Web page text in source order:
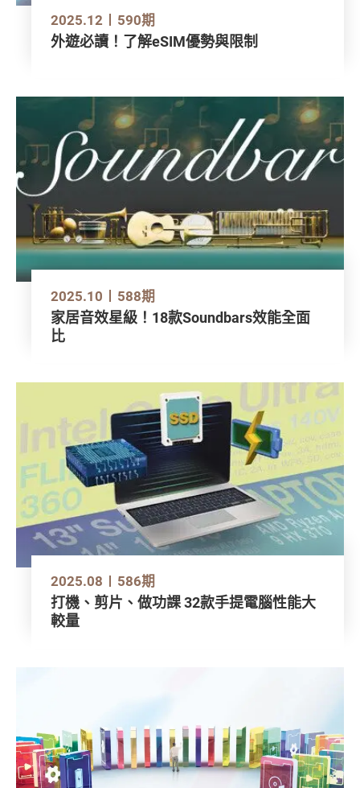
2025.12 590期
外遊必讀！了解eSIM優勢與限制
2025.10 588期
家居音效星級！18款Soundbars效能全面
比
2025.08 586期
打機、剪片、做功課 32款手提電腦性能大
較量